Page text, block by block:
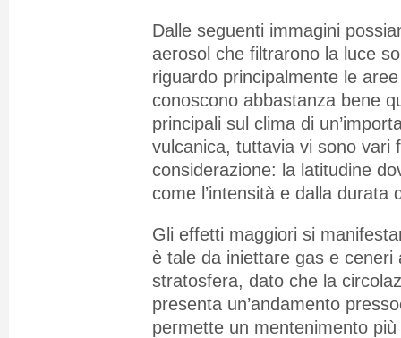
Dalle seguenti immagini
aerosol che filtrarono la luce
riguardo principalmente le
conoscono abbastanza bene
principali sul clima di
vulcanica, tuttavia vi sono vari
considerazione: la latitudine
come l’intensità e dalla durata
Gli effetti maggiori si
è tale da iniettare gas e ceneri
stratosfera, dato che la
presenta un’andamento
permette un mentenimento